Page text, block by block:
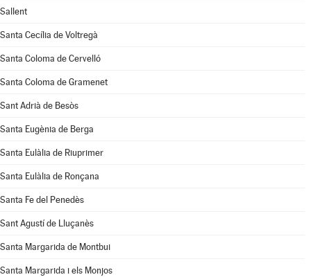
Sallent
Santa Cecília de Voltregà
Santa Coloma de Cervelló
Santa Coloma de Gramenet
Sant Adrià de Besòs
Santa Eugènia de Berga
Santa Eulàlia de Riuprimer
Santa Eulàlia de Ronçana
Santa Fe del Penedès
Sant Agustí de Lluçanès
Santa Margarida de Montbui
Santa Margarida i els Monjos